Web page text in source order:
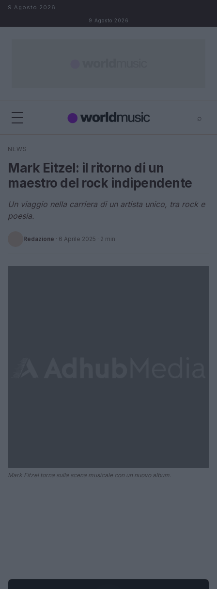
Salta al contenuto
9 Agosto 2026
9 Agosto 2026
⌕
Cerca
NEWS
Mark Eitzel: il ritorno di un
maestro del rock indipendente
Un viaggio nella carriera di un artista unico, tra rock e
poesia.
Redazione · 6 Aprile 2025 · 2 min
Mark Eitzel torna sulla scena musicale con un nuovo album.